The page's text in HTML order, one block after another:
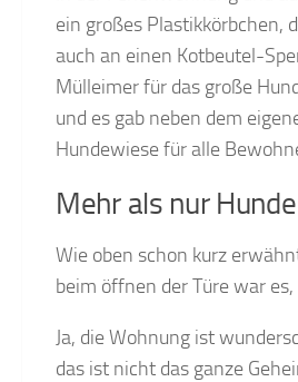
ein großes Plastikkörbchen,
auch an einen Kotbeutel-
Mülleimer für das große
und es gab neben dem
Hundewiese für alle
Mehr als nur
Wie oben schon kurz
beim öffnen der Türe war
Ja, die Wohnung ist
das ist nicht das ganze